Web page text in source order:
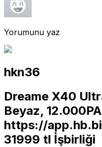
Yorumunu yaz
hkn36
Dreame X40
Beyaz,
https://
31999 tl İşbirliği